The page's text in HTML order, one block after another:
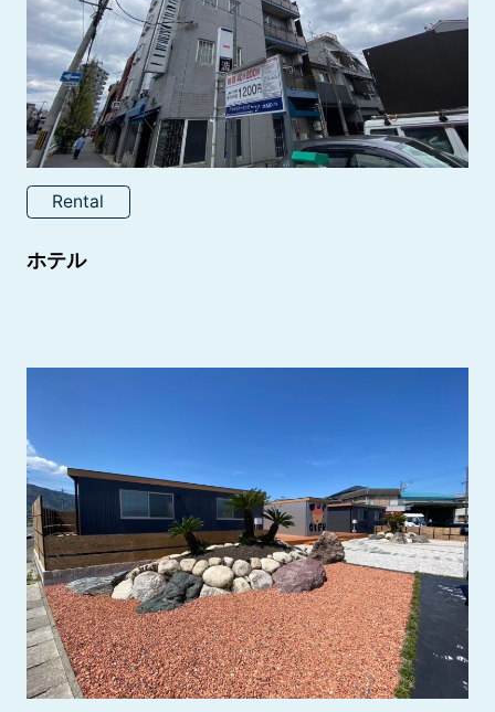
Rental
ホテル